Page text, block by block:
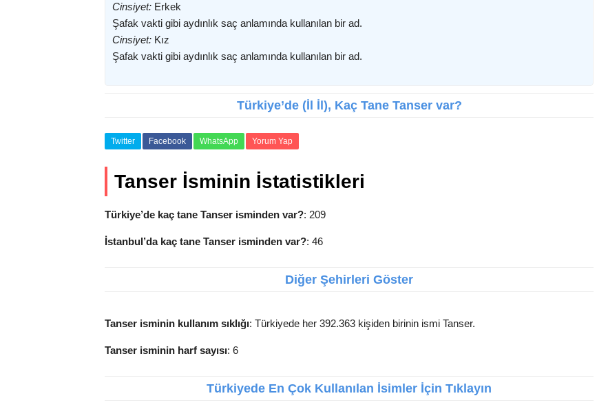
Cinsiyet: Erkek
Şafak vakti gibi aydınlık saç anlamında kullanılan bir ad.
Cinsiyet: Kız
Şafak vakti gibi aydınlık saç anlamında kullanılan bir ad.
Türkiye’de (İl İl), Kaç Tane Tanser var?
Twitter Facebook WhatsApp Yorum Yap
Tanser İsminin İstatistikleri
Türkiye’de kaç tane Tanser isminden var?: 209
İstanbul’da kaç tane Tanser isminden var?: 46
Diğer Şehirleri Göster
Tanser isminin kullanım sıklığı: Türkiyede her 392.363 kişiden birinin ismi Tanser.
Tanser isminin harf sayısı: 6
Türkiyede En Çok Kullanılan İsimler İçin Tıklayın